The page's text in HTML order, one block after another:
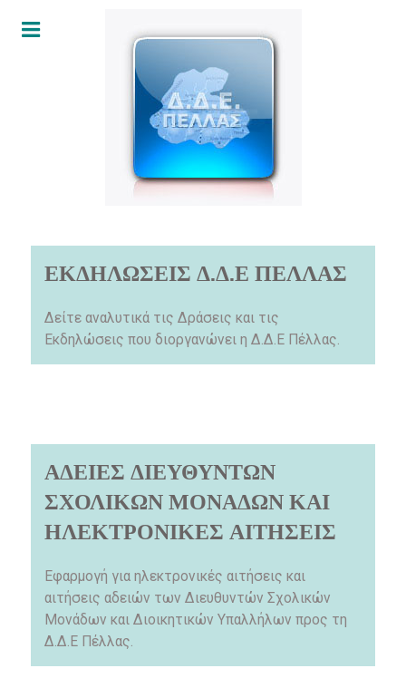
ΕΚΔΗΛΩΣΕΙΣ Δ.Δ.Ε ΠΕΛΛΑΣ
Δείτε αναλυτικά τις Δράσεις και τις
Εκδηλώσεις που διοργανώνει η Δ.Δ.Ε Πέλλας.
ΑΔΕΙΕΣ ΔΙΕΥΘΥΝΤΩΝ
ΣΧΟΛΙΚΩΝ ΜΟΝΑΔΩΝ ΚΑΙ
ΗΛΕΚΤΡΟΝΙΚΕΣ ΑΙΤΗΣΕΙΣ
Εφαρμογή για ηλεκτρονικές αιτήσεις και
αιτήσεις αδειών των Διευθυντών Σχολικών
Μονάδων και Διοικητικών Υπαλλήλων προς τη
Δ.Δ.Ε Πέλλας.